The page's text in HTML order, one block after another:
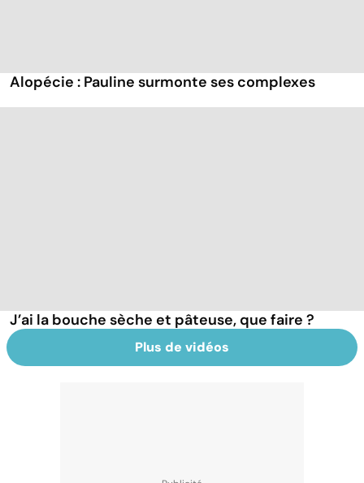
Alopécie : Pauline surmonte ses complexes
J’ai la bouche sèche et pâteuse, que faire ?
Plus de vidéos